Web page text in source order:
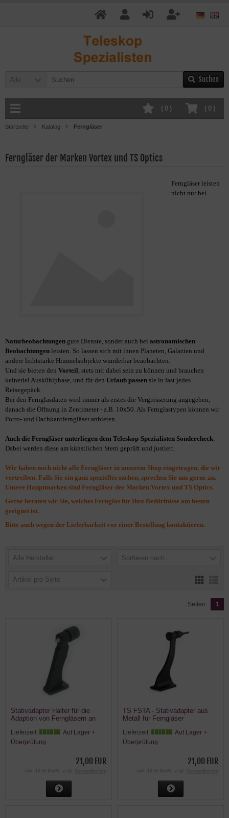
Alle Suchen
( 0 )
( 0 )
Startseite Katalog Ferngläser
Ferngläser der Marken Vortex und TS Optics
Ferngläser leisten
nicht nur bei
Naturbeobachtungen gute Dienste, sonder auch bei astronomischen
Beobachtungen leisten. So lassen sich mit ihnen Planeten, Galazien und
andere lichtstarke Himmelsobjekte wunderbar beaobachten.
Und sie bieten den Vorteil, stets mit dabei sein zu können und brauchen
keinerlei Auskühlphase, und für den Urlaub passen sie in fast jedes
Reisegepäck.
Bei den Fernglasdaten wird immer als erstes die Vergrösserung angegeben,
danach die Öffnung in Zentimeter - z.B. 10x50. Als Fernglastypen können wir
Porro- und Dachkantferngläser anbieten.
Auch die Ferngläser unterliegen dem Teleskop-Spezialisten Sondercheck.
Dabei werden diese am künstlichen Stern geprüft und justiert.
Wir haben noch nicht alle Ferngläser in unserem Shop eingetragen, die wir
vertreiben. Falls Sie ein ganz spezielles suchen, sprechen Sie uns gerne an.
Unsere Hauptmarken sind Ferngläser der Marken Vortex und TS Optics.
Gerne beraten wir Sie, welches Fernglas für Ihre Bedürfnisse am besten
geeignet ist.
Bitte auch wegen der Lieferbarkeit vor einer Bestellung kontaktieren.
Alle Hersteller Sortieren nach ...
Artikel pro Seite
Seiten: 1
Stativadapter Halter für die
Adaption von Ferngläsern an
Lieferzeit:
Auf Lager +
Überprüfung
21,00 EUR
inkl. 19 % MwSt. zzgl. Versandkosten
TS FSTA - Stativadapter aus
Metall für Ferngläser
Lieferzeit:
Auf Lager +
Überprüfung
21,00 EUR
inkl. 19 % MwSt. zzgl. Versandkosten